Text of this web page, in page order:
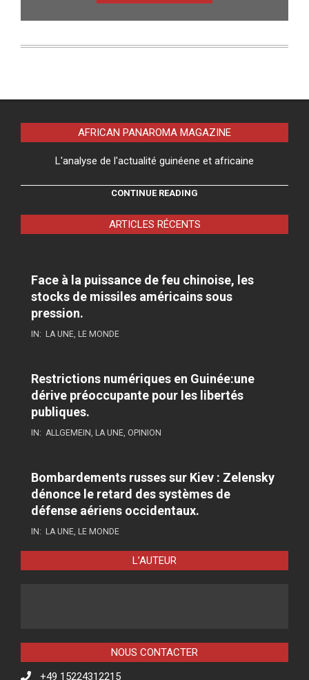
AFRICAN PANAROMA MAGAZINE
L'analyse de l'actualité guinéene et africaine
CONTINUE READING
ARTICLES RÉCENTS
Face à la puissance de feu chinoise, les
stocks de missiles américains sous
pression.
IN: LA UNE, LE MONDE
Restrictions numériques en Guinée:une
dérive préoccupante pour les libertés
publiques.
IN: ALLGEMEIN, LA UNE, OPINION
Bombardements russes sur Kiev : Zelensky
dénonce le retard des systèmes de
défense aériens occidentaux.
IN: LA UNE, LE MONDE
L’AUTEUR
NOUS CONTACTER
+49 15224312215